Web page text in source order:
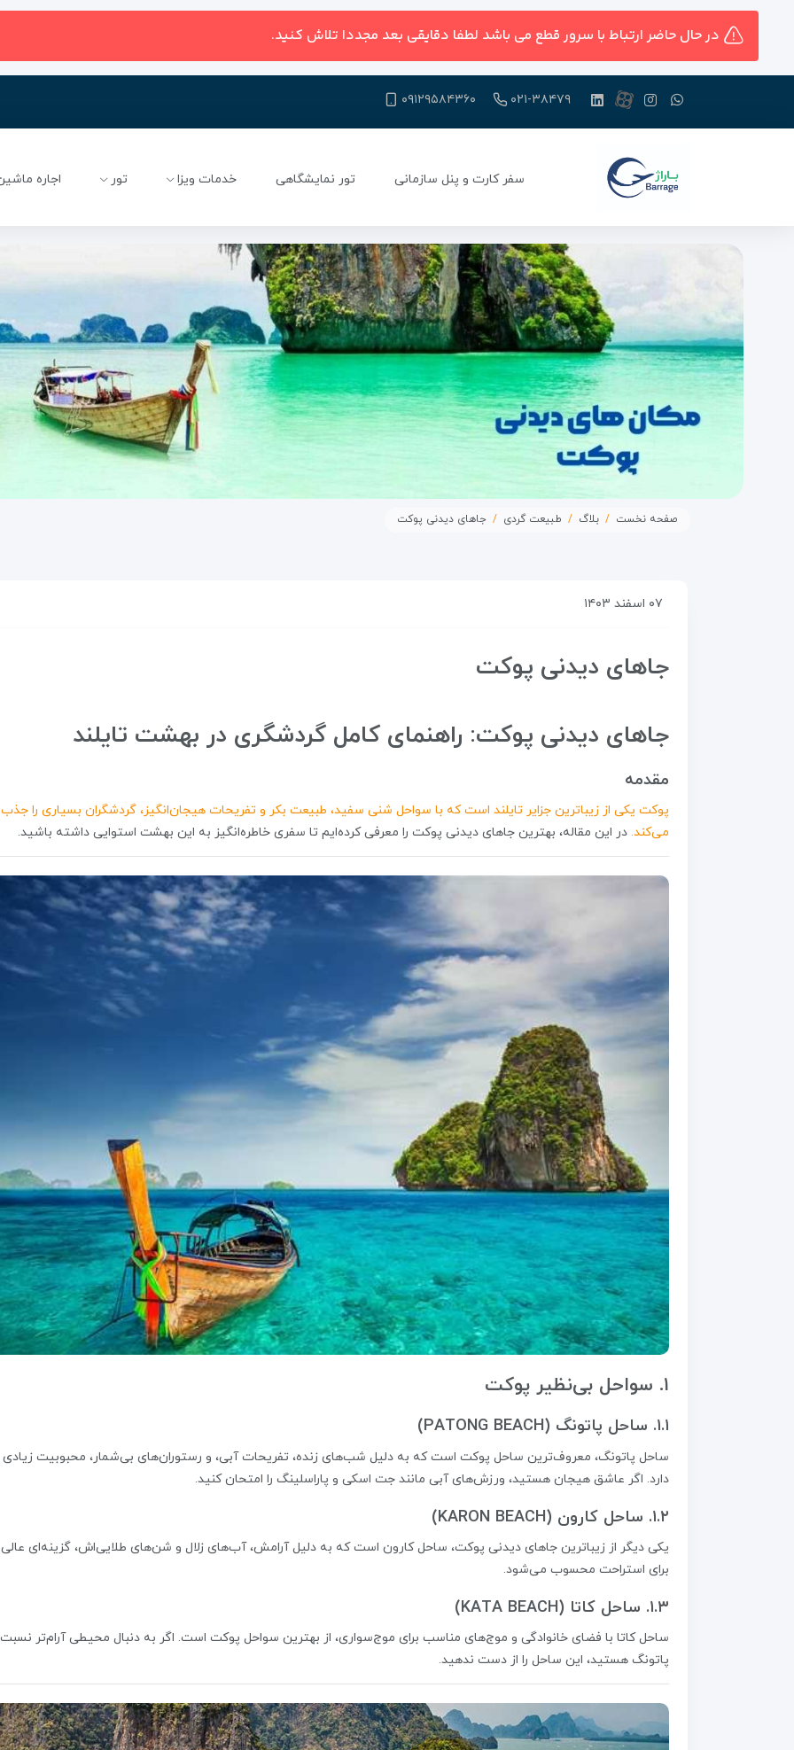
در حال حاضر ارتباط با سرور قطع می باشد لطفا دقایقی بعد مجددا تلاش کنید.
۰۲۱-۳۸۴۷۹ ۰۹۱۲۹۵۸۴۳۶۰
سفر کارت و پنل سازمانی تور نمایشگاهی خدمات ویزا تور اجاره
صفحه نخست بلاگ طبیعت گردی جاهای دیدنی پوکت
۰۷ اسفند ۱۴۰۳
جاهای دیدنی پوکت
جاهای دیدنی پوکت: راهنمای کامل گردشگری در بهشت تایلند
مقدمه
پوکت یکی از زیباترین جزایر تایلند است که با سواحل شنی سفید، طبیعت بکر و تفریحات هیجان‌انگیز، گردشگران بسیاری را جذب
می‌کند. در این مقاله، بهترین جاهای دیدنی پوکت را معرفی کرده‌ایم تا سفری خاطره‌انگیز به این بهشت استوایی داشته باشید.
۱. سواحل بی‌نظیر پوکت
۱.۱. ساحل پاتونگ (PATONG BEACH)
ساحل پاتونگ، معروف‌ترین ساحل پوکت است که به دلیل شب‌های زنده، تفریحات آبی، و رستوران‌های بی‌شمار، محبوبیت زیادی
دارد. اگر عاشق هیجان هستید، ورزش‌های آبی مانند جت اسکی و پاراسلینگ را امتحان کنید.
۱.۲. ساحل کارون (KARON BEACH)
یکی دیگر از زیباترین جاهای دیدنی پوکت، ساحل کارون است که به دلیل آرامش، آب‌های زلال و شن‌های طلایی‌اش، گزینه‌ای عالی
برای استراحت محسوب می‌شود.
۱.۳. ساحل کاتا (KATA BEACH)
ساحل کاتا با فضای خانوادگی و موج‌های مناسب برای موج‌سواری، از بهترین سواحل پوکت است. اگر به دنبال محیطی آرام‌تر
پاتونگ هستید، این ساحل را از دست ندهید.